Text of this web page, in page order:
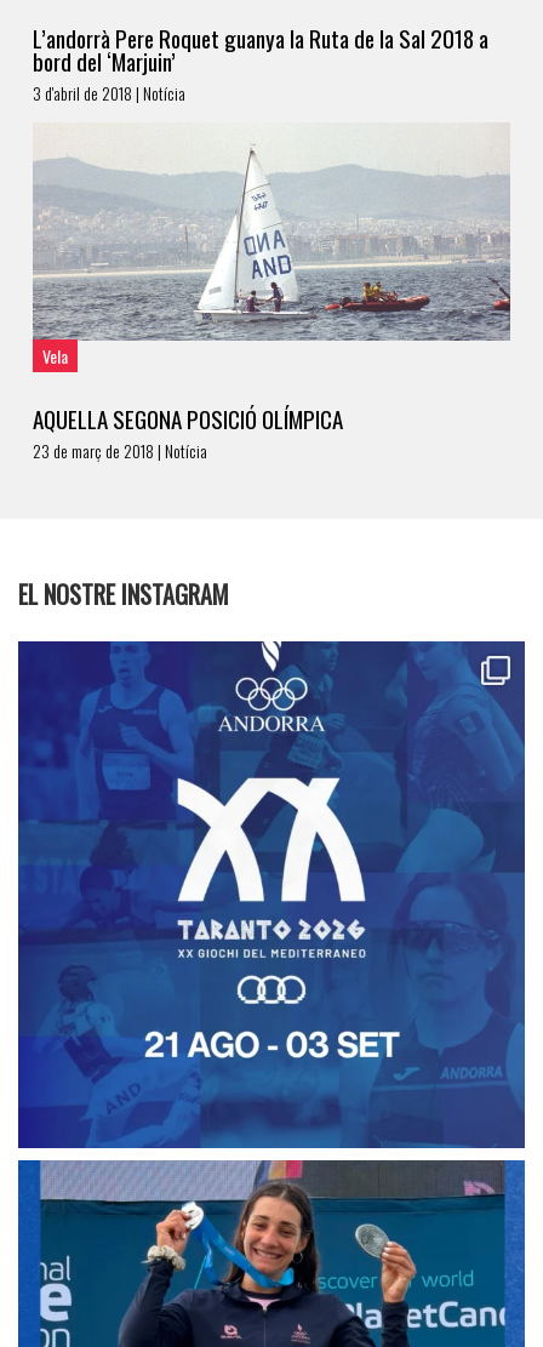
L’andorrà Pere Roquet guanya la Ruta de la Sal 2018 a
bord del ‘Marjuin’
3 d'abril de 2018 | Notícia
Vela
AQUELLA SEGONA POSICIÓ OLÍMPICA
23 de març de 2018 | Notícia
EL NOSTRE INSTAGRAM